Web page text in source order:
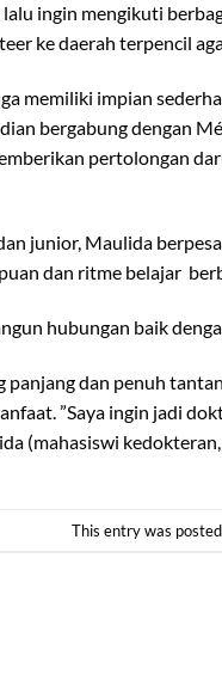
ingin mengikuti
ke daerah terpencil
memiliki impian
bergabung dengan
pertolongan
junior, Maulida
dan ritme belajar
hubungan baik
dan penuh
”Saya ingin jadi
(mahasiswi
This entry was